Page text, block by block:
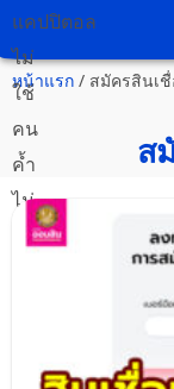
หน้าแรก / สมัครสินเชื่
ส